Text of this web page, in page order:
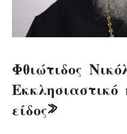
Φθιώτιδος
είδος»